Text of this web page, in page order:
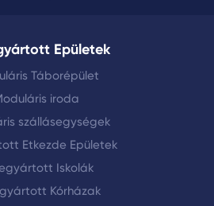
Epületek
Táborépület
iroda
szállásegységek
Etkezde Epületek
Iskolák
Kórházak